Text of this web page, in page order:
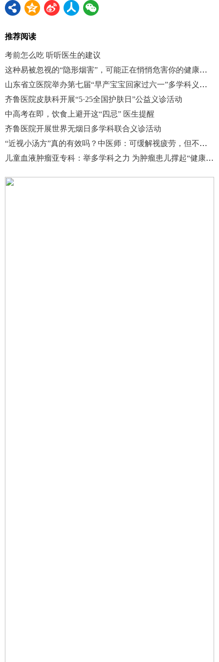
推荐阅读
考前怎么吃 听听医生的建议
这种易被忽视的“隐形烟害”，可能正在悄悄危害你的健康！| 世界无烟日
山东省立医院举办第七届“早产宝宝回家过六一”多学科义诊活动
齐鲁医院皮肤科开展“5·25全国护肤日”公益义诊活动
中高考在即，饮食上避开这“四忌” 医生提醒
齐鲁医院开展世界无烟日多学科联合义诊活动
“近视小汤方”真的有效吗？中医师：可缓解视疲劳，但不能逆转真性近视
儿童血液肿瘤亚专科：举多学科之力 为肿瘤患儿撑起“健康伞”